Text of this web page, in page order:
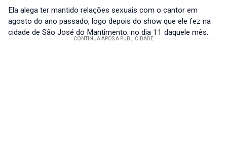
Ela alega ter mantido relações sexuais com o cantor em
agosto do ano passado, logo depois do show que ele fez na
cidade de São José do Mantimento, no dia 11 daquele mês.